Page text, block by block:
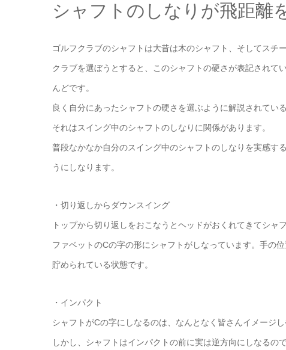
シャフトのしなりが飛距離
ゴルフクラブのシャフトは大昔は木のシャフト、そしてスチ
クラブを選ぼうとすると、このシャフトの硬さが表記されて
んどです。
良く自分にあったシャフトの硬さを選ぶように解説されてい
それはスイング中のシャフトのしなりに関係があります。
普段なかなか自分のスイング中のシャフトのしなりを実感す
うにしなります。
・切り返しからダウンスイング
トップから切り返しをおこなうとヘッドがおくれてきてシ
ファベットのCの字の形にシャフトがしなっています。手の
貯められている状態です。
・インパクト
シャフトがCの字にしなるのは、なんとなく皆さんイメージ
しかし、シャフトはインパクトの前に実は逆方向にしなるので